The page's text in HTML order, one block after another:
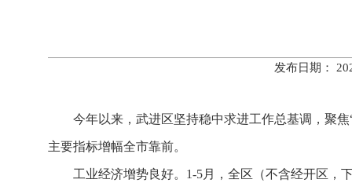
发布日期：
今年以来，武进区坚持稳中求进工作总基调，聚
主要指标增幅全市靠前。
工业经济增势良好。1-5月，全区（不含经开区，